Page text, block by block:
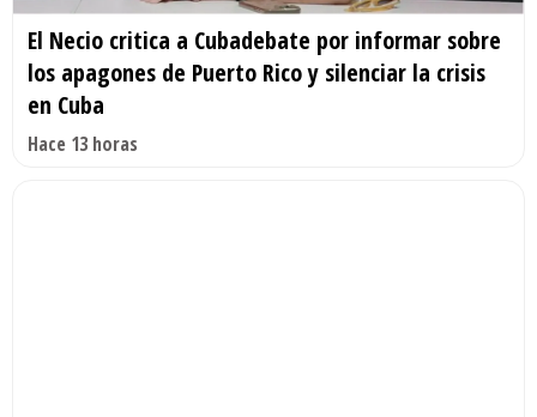
El Necio critica a Cubadebate por informar sobre
los apagones de Puerto Rico y silenciar la crisis
en Cuba
Hace 13 horas